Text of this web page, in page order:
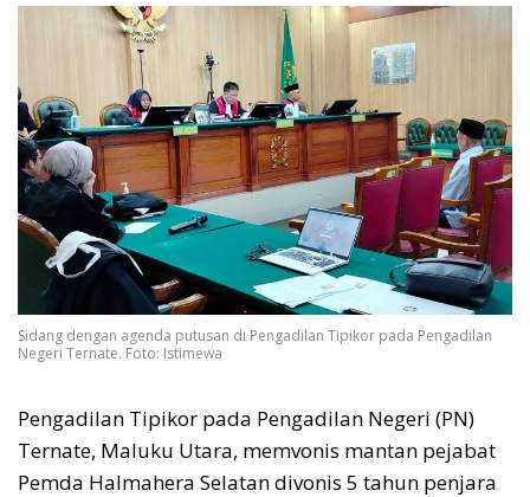
Sidang dengan agenda putusan di Pengadilan Tipikor pada Pengadilan
Negeri Ternate. Foto: Istimewa
Pengadilan Tipikor pada Pengadilan Negeri (PN)
Ternate, Maluku Utara, memvonis mantan pejabat
Pemda Halmahera Selatan divonis 5 tahun penjara